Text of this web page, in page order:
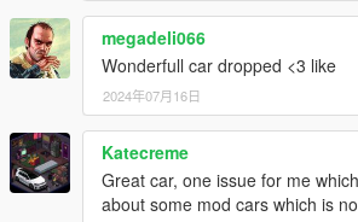
-内部可以更改颜色
-内线
-汽车制动卡钳可以变色
-HD后视镜
-gta5牌照+ALA牌照
megadeli066
Wonderfull car dropped <3 like
2024年07月16日
Katecreme
Great car, one issue for me
about some mod cars which is